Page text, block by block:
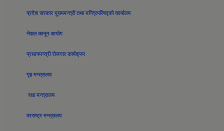
प्रदेश सरकार मुख्यमन्त्री तथा मन्त्रिपरिषद्को कार्यालय
नेपाल कानून आयोग
प्रधानमन्त्री रोजगार कार्यक्रम
गृह मन्त्रालय
रक्षा मन्त्रालय
परराष्ट्र मन्त्रालय